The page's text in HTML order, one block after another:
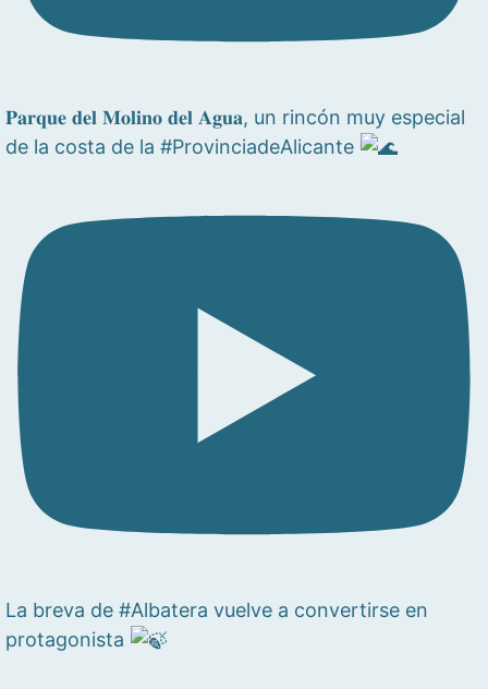
𝐏𝐚𝐫𝐪𝐮𝐞 𝐝𝐞𝐥 𝐌𝐨𝐥𝐢𝐧𝐨 𝐝𝐞𝐥 𝐀𝐠𝐮𝐚, un rincón muy especial
de la costa de la #ProvinciadeAlicante
La breva de #Albatera vuelve a convertirse en
protagonista